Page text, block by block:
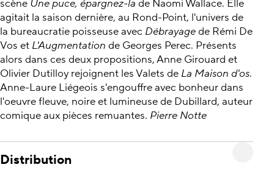
scène Une puce, épargnez-la de Naomi Wallace. Elle
agitait la saison dernière, au Rond-Point, l'univers de
la bureaucratie poisseuse avec Débrayagede Rémi De
Vos et L'Augmentation de Georges Perec. Présents
alors dans ces deux propositions, Anne Girouard et
Olivier Dutilloy rejoignent les Valets de La Maison d'os.
Anne-Laure Liégeois s'engouffre avec bonheur dans
l'oeuvre fleuve, noire et lumineuse de Dubillard, auteur
comique aux pièces remuantes. Pierre Notte
Distribution